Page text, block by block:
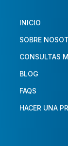
INICIO
SOBRE
CONSULTAS
BLOG
FAQS
HACER UNA